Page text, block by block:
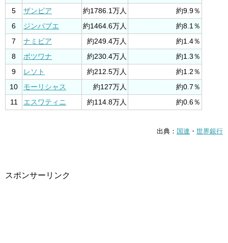
5
ザンビア 約1786.1万人
約9.9％
6
ジンバブエ 約1464.6万人
約8.1％
7
ナミビア 約249.4万人
約1.4％
8
ボツワナ 約230.4万人
約1.3％
9
レソト 約212.5万人
約1.2％
10
モーリシャス 約127万人
約0.7％
11
エスワティニ 約114.8万人 約0.6％
出典： 国連 ・ 世界銀行
スポンサーリンク